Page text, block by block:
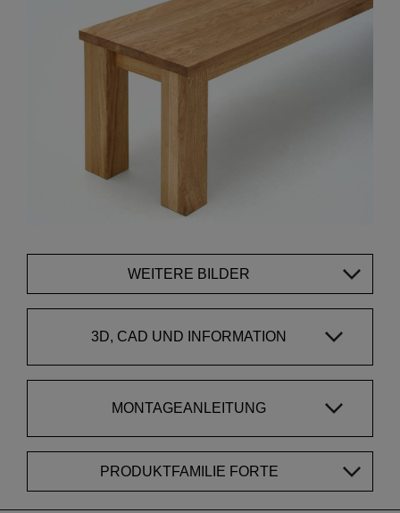
WEITERE BILDER
3D, CAD UND INFORMATION
MONTAGEANLEITUNG
PRODUKTFAMILIE FORTE